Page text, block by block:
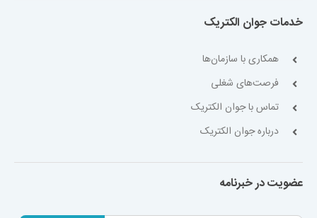
خدمات جوان الکتریک
همکاری با سازمان‌ها
فرصت‌های شغلی
تماس با جوان الکتریک
درباره جوان الکتریک
عضویت در خبرنامه